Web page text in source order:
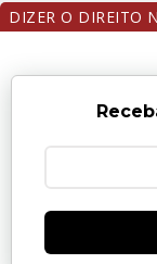
DIZER O DIREITO